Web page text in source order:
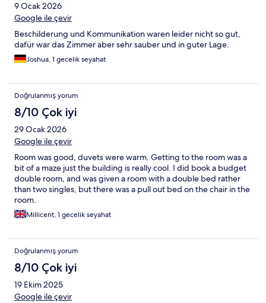
9 Ocak 2026
Google ile çevir
Beschilderung und Kommunikation waren leider nicht so gut,
dafür war das Zimmer aber sehr sauber und in guter Lage.
Joshua, 1 gecelik seyahat
Doğrulanmış yorum
8/10 Çok iyi
29 Ocak 2026
Google ile çevir
Room was good, duvets were warm. Getting to the room was a
bit of a maze just the building is really cool. I did book a budget
double room, and was given a room with a double bed rather
than two singles, but there was a pull out bed on the chair in the
room.
Millicent, 1 gecelik seyahat
Doğrulanmış yorum
8/10 Çok iyi
19 Ekim 2025
Google ile çevir